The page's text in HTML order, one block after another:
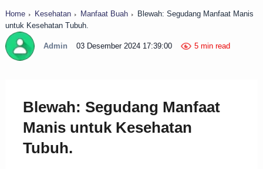
Home Kesehatan Manfaat Buah
Blewah: Segudang Manfaat Manis
untuk Kesehatan Tubuh.
Admin 03 Desember 2024 17:39:00 5 min read
Blewah: Segudang Manfaat
Manis untuk Kesehatan
Tubuh.